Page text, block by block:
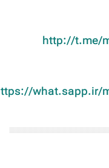
http://t.me/
what.sapp.ir/